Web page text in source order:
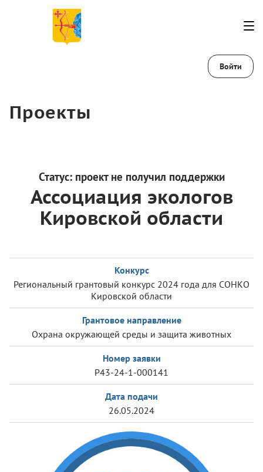
Войти
Проекты
Статус: проект не получил поддержки
Ассоциация экологов
Кировской области
Конкурс
Региональный грантовый конкурс 2024 года для СОНКО
Кировской области
Грантовое направление
Охрана окружающей среды и защита животных
Номер заявки
Р43-24-1-000141
Дата подачи
26.05.2024